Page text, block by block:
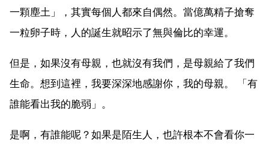
一顆塵土」，其實每個人都來自偶然。當億萬精子搶奪
一粒卵子時，人的誕生就昭示了無與倫比的幸運。
但是，如果沒有母親，也就沒有我們，是母親給了我們
生命。想到這裡，我要深深地感謝你，我的母親。 「有
誰能看出我的脆弱」。
是啊，有誰能呢？如果是陌生人，也許根本不會看你一